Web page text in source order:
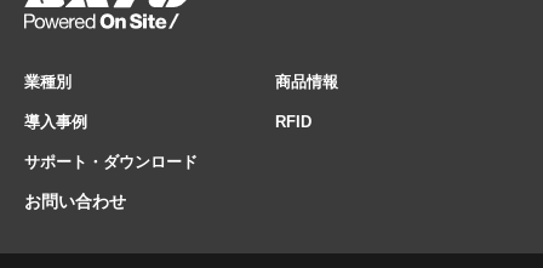
業種別 商品情報
導入事例 RFID
サポート・ダウンロード
お問い合わせ